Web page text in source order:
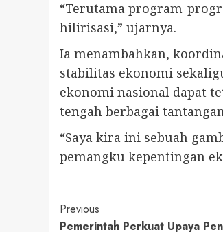
“Terutama program-
hilirisasi,” ujarnya.
Ia menambahkan,
stabilitas ekonomi
ekonomi nasional dapat
tengah berbagai
“Saya kira ini sebuah
pemangku kepentingan
Continue
Previous
Pemerintah Perkuat Upaya